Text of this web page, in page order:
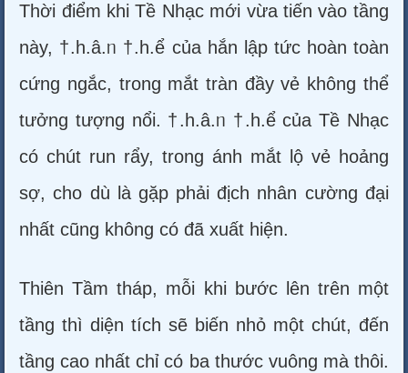
Thời điểm khi Tề Nhạc mới vừa tiến vào tầng
này, †.h.â.ᥒ †.h.ể của hắn lập tức hoàn toàn
cứng ngắc, trong mắt tràn đầy vẻ không thể
tưởng tượng nổi. †.h.â.ᥒ †.h.ể của Tề Nhạc
có chút run rẩy, trong ánh mắt lộ vẻ hoảng
sợ, cho dù là gặp phải địch nhân cường đại
nhất cũng không có đã xuất hiện.
Thiên Tầm tháp, mỗi khi bước lên trên một
tầng thì diện tích sẽ biến nhỏ một chút, đến
tầng cao nhất chỉ có ba thước vuông mà thôi.